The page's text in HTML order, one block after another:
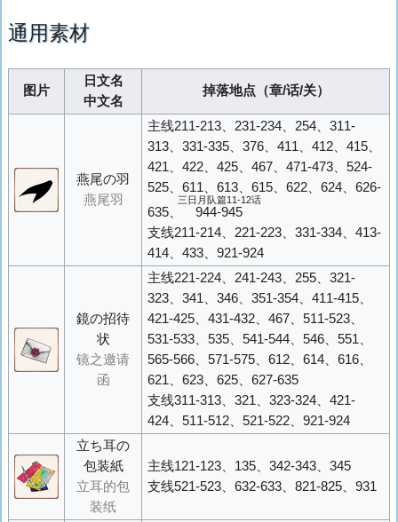
通用素材
图片
日文名
中文名
掉落地点（章/话/关）
燕尾の羽
燕尾羽
主线211-213、231-234、254、311-
313、331-335、376、411、412、415、
421、422、425、467、471-473、524-
525、611、613、615、622、624、626-
635、
944-945
三日月队篇11-12话
支线211-214、221-223、331-334、413-
414、433、921-924
鏡の招待
状
镜之邀请
函
主线221-224、241-243、255、321-
323、341、346、351-354、411-415、
421-425、431-432、467、511-523、
531-533、535、541-544、546、551、
565-566、571-575、612、614、616、
621、623、625、627-635
支线311-313、321、323-324、421-
424、511-512、521-522、921-924
立ち耳の
包装紙
立耳的包
装纸
主线121-123、135、342-343、345
支线521-523、632-633、821-825、931